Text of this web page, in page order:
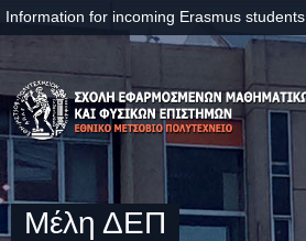
Information for incoming Erasmus students
Μέλη ΔΕΠ